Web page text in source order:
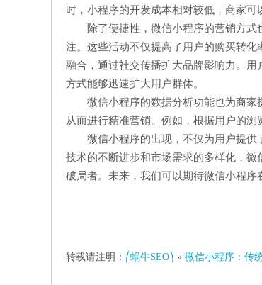
时，小程序的开发成本相对较低，商家可
除了便捷性，微信小程序的营销方
注。这些活动不仅提高了用户的购买转
融合，通过社交传播扩大品牌影响力。
方式能够迅速扩大用户群体。
微信小程序的数据分析功能也为商家
从而进行精准营销。例如，根据用户的
微信小程序的出现，不仅为用户提
技术的不断进步和市场需求的多样化，
破局者。未来，我们可以期待微信小程序
转载请注明： ⎛蜗牛SEO⎞ » 微信小程序：传